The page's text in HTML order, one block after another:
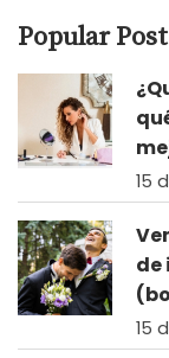
Popular Post
15
de
15